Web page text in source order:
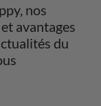
nos
avantages
du